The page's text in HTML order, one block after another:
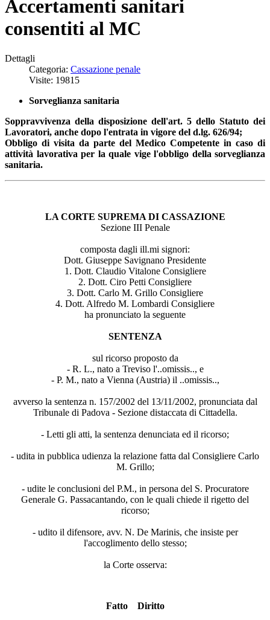
Accertamenti sanitari
consentiti al MC
Dettagli
Categoria: Cassazione penale
Visite: 19815
Sorveglianza sanitaria
Soppravvivenza della disposizione dell'art. 5 dello Statuto dei
Lavoratori, anche dopo l'entrata in vigore del d.lg. 626/94;
Obbligo di visita da parte del Medico Competente in caso di
attività lavorativa per la quale vige l'obbligo della sorveglianza
sanitaria.
LA CORTE SUPREMA DI CASSAZIONE
Sezione III Penale
composta dagli ill.mi signori:
Dott. Giuseppe Savignano Presidente
1. Dott. Claudio Vitalone Consigliere
2. Dott. Ciro Petti Consigliere
3. Dott. Carlo M. Grillo Consigliere
4. Dott. Alfredo M. Lombardi Consigliere
ha pronunciato la seguente
SENTENZA
sul ricorso proposto da
- R. L., nato a Treviso l'..omissis.., e
- P. M., nato a Vienna (Austria) il ..omissis..,
avverso la sentenza n. 157/2002 del 13/11/2002, pronunciata dal
Tribunale di Padova - Sezione distaccata di Cittadella.
- Letti gli atti, la sentenza denunciata ed il ricorso;
- udita in pubblica udienza la relazione fatta dal Consigliere Carlo
M. Grillo;
- udite le conclusioni del P.M., in persona del S. Procuratore
Generale G. Passacantando, con le quali chiede il rigetto del
ricorso;
- udito il difensore, avv. N. De Marinis, che insiste per
l'accoglimento dello stesso;
la Corte osserva:
Fatto Diritto